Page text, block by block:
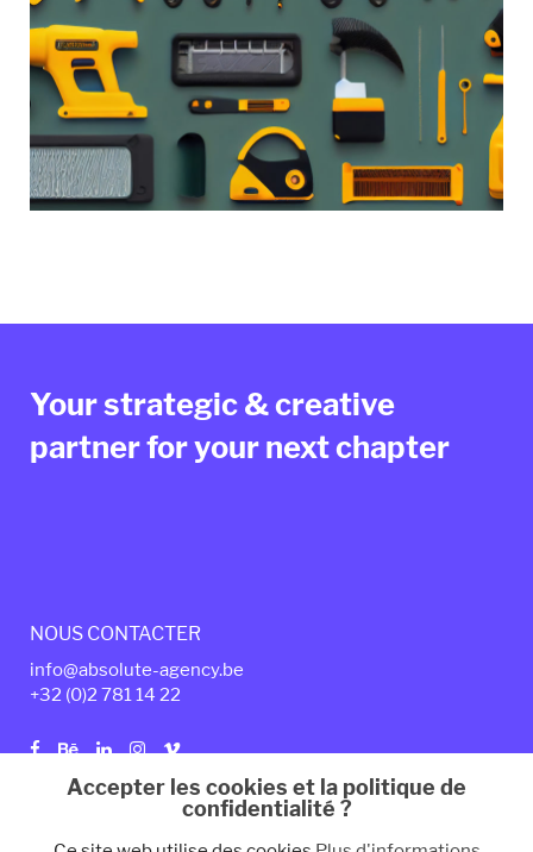
Your strategic & creative
partner for your next chapter
NOUS CONTACTER
info@absolute-agency.be
+32 (0)2 781 14 22
Politique de confidentialité Mentions légales
Accepter les cookies et la politique de
confidentialité ?